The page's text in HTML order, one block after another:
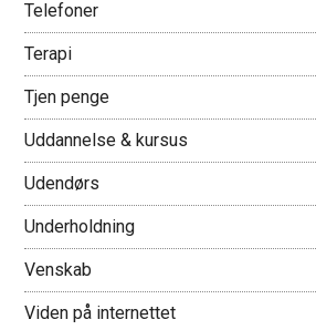
Telefoner
Terapi
Tjen penge
Uddannelse & kursus
Udendørs
Underholdning
Venskab
Viden på internettet